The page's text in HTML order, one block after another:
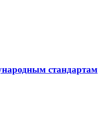
стандартам